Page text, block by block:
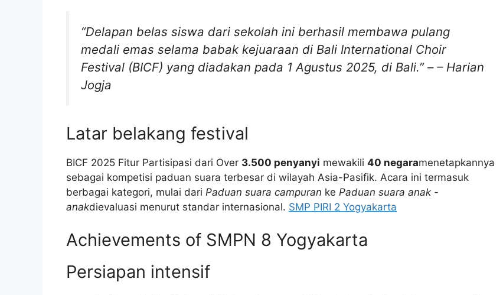
“Delapan belas siswa dari sekolah ini berhasil membawa pulang
medali emas selama babak kejuaraan di Bali International Choir
Festival (BICF) yang diadakan pada 1 Agustus 2025, di Bali.” – – Harian
Jogja
Latar belakang festival
BICF 2025 Fitur Partisipasi dari Over 3.500 penyanyi mewakili 40 negaramenetapkannya
sebagai kompetisi paduan suara terbesar di wilayah Asia-Pasifik. Acara ini termasuk
berbagai kategori, mulai dari Paduan suara campuran ke Paduan suara anak -
anakdievaluasi menurut standar internasional. SMP PIRI 2 Yogyakarta
Achievements of SMPN 8 Yogyakarta
Persiapan intensif